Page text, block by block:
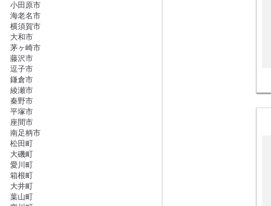
小田原市
海老名市
横須賀市
大和市
茅ヶ崎市
藤沢市
逗子市
鎌倉市
綾瀬市
秦野市
平塚市
座間市
南足柄市
松田町
大磯町
愛川町
箱根町
大井町
葉山町